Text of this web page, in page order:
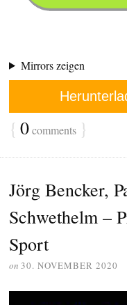
Mirrors zeigen
{ 0comments }
Jörg Bencker,
Schwethelm –
Sport
on 30. NOVEMBER 2020